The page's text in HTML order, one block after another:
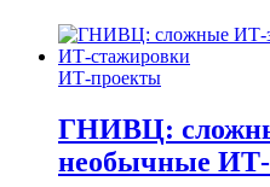
ИТ-проекты
ГНИВЦ:
необычные